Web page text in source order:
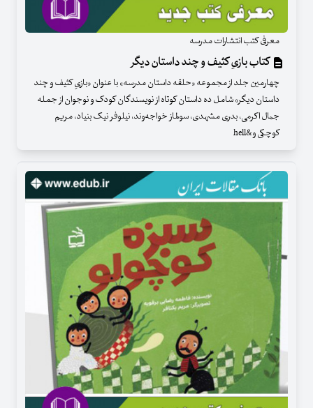
معرفی کتب انتشارات مدرسه
کتاب بازیِ کثیف و چند داستان دیگر
چهارمین جلد از مجموعه «حلقه داستان مدرسه» با عنوان «بازیِ کثیف و چند
داستان دیگر» شامل ده داستان‌ کوتاه از نویسندگان کودک و نوجوان از جمله
جمال اکرمی، بدری مشهدی، سولماز خواجه‌وند، نیلوفر نیک بنیاد، مریم
کوچکی و&hell